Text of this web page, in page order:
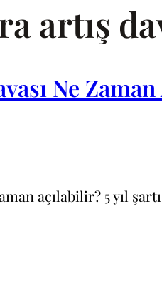
artış
Ne
açılabilir? 5 yıl